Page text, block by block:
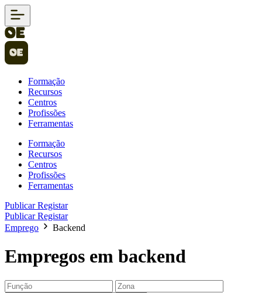
Formação
Recursos
Centros
Profissões
Ferramentas
Formação
Recursos
Centros
Profissões
Ferramentas
PublicarRegistar
PublicarRegistar
Emprego
Backend
Empregos em backend